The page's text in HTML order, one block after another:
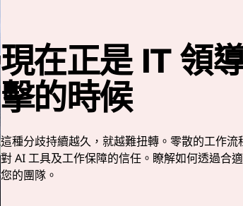
現在正是 IT 領
擊的時候
這種分歧持續越久，就越難扭轉。零散的工作
對 AI 工具及工作保障的信任。瞭解如何透過合
您的團隊。